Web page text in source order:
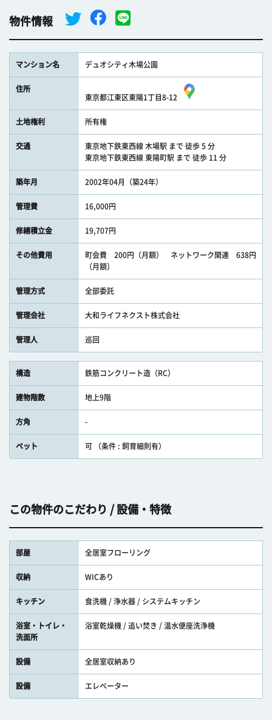
物件情報
マンション名 デュオシティ木場公園
住所
東京都江東区東陽1丁目8-12
土地権利 所有権
交通
東京地下鉄東西線 木場駅 まで 徒歩 5 分
東京地下鉄東西線 東陽町駅 まで 徒歩 11 分
築年月 2002年04月（築24年）
管理費 16,000円
修繕積立金 19,707円
その他費用
町会費 200円（月額） ネットワーク関連 638円
（月額）
管理方式 全部委託
管理会社 大和ライフネクスト株式会社
管理人 巡回
構造 鉄筋コンクリート造（RC）
建物階数 地上9階
方角 -
ペット 可 （条件 : 飼育細則有）
この物件のこだわり / 設備・特徴
部屋 全居室フローリング
収納 WICあり
キッチン 食洗機 / 浄水器 / システムキッチン
浴室・トイレ・
洗面所
浴室乾燥機 / 追い焚き / 温水便座洗浄機
設備 全居室収納あり
設備 エレベーター